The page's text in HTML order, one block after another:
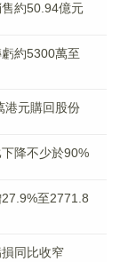
約50.94億元
約5300萬至
港元購回股份
降不少於90%
至2771.8
同比收窄